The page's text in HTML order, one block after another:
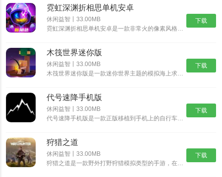
下载
霓虹深渊折相思单机安卓
休闲益智丨33.00MB
霓虹深渊折相思单机安卓是一款非常火的像素风格动作冒险游戏，经典的像素风格，制作精湛的游戏场景，搭配出色的游戏音乐，为玩家带来身临其境的动作冒险体验，丰富精彩的游戏剧情，多样化的挑战任务，沉浸式体验......
下载
木筏世界迷你版
休闲益智丨33.00MB
木筏世界迷你版是一款迷你世界主题的模拟海上求生游戏，在木筏世界迷你版中可以从一块小木筏开始，收集资源，探索岛屿，发现大陆，结识伙伴，开启更精彩的迷你冒险之旅。沉浸式的探索玩法，带给你新鲜互动乐趣。......
下载
代号速降手机版
休闲益智丨33.00MB
代号速降手机版是一款正版移植到手机上的自行车骑行速降游戏。在这个游戏中，你将扮演一名自行车手，驾驶着自行车在险峻的山路上飞驰，挑战速降极限。游戏采用逼真的3D画面和流畅的操作，让你体验真实的自行车......
下载
狩猎之道
休闲益智丨33.00MB
狩猎之道是一款野外打野狩猎模拟类型的手游，在狩猎之道中你将会进入到一片真实的树林野外开始属于你的狩猎之旅，游戏中有很多好玩的模式以及各种猛兽等你进行挑战。你需要根据不同猎物的习性来打造各种不同的陷......